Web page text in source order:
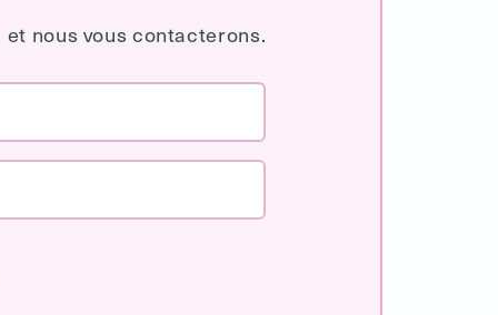
nous vous contacterons.